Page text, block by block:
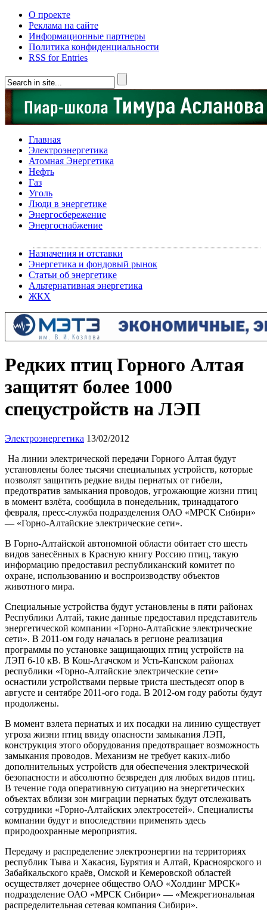
О проекте
Реклама на сайте
Информационные партнеры
Политика конфиденциальности
RSS for Entries
Главная
Электроэнергетика
Атомная Энергетика
Нефть
Газ
Уголь
Люди в энергетике
Энергосбережение
Энергоснабжение
Назначения и отставки
Энергетика и фондовый рынок
Статьи об энергетике
Альтернативная энергетика
ЖКХ
Редких птиц Горного Алтая
защитят более 1000
спецустройств на ЛЭП
Электроэнергетика 13/02/2012
На линии электрической передачи Горного Алтая будут
установлены более тысячи специальных устройств, которые
позволят защитить редкие виды пернатых от гибели,
предотвратив замыкания проводов, угрожающие жизни птиц
в момент взлёта, сообщила в понедельник, тринадцатого
февраля, пресс-служба подразделения ОАО «МРСК Сибири»
— «Горно-Алтайские электрические сети».
В Горно-Алтайской автономной области обитает сто шесть
видов занесённых в Красную книгу Россию птиц, такую
информацию предоставил республиканский комитет по
охране, использованию и воспроизводству объектов
животного мира.
Специальные устройства будут установлены в пяти районах
Республики Алтай, такие данные предоставил представитель
энергетической компании «Горно-Алтайские электрические
сети». В 2011-ом году началась в регионе реализация
программы по установке защищающих птиц устройств на
ЛЭП 6-10 кВ. В Кош-Агачском и Усть-Канском районах
республики «Горно-Алтайские электрические сети»
оснастили устройствами первые триста шестьдесят опор в
августе и сентябре 2011-ого года. В 2012-ом году работы будут
продолжены.
В момент взлета пернатых и их посадки на линию существует
угроза жизни птиц ввиду опасности замыкания ЛЭП,
конструкция этого оборудования предотвращает возможность
замыкания проводов. Механизм не требует каких-либо
дополнительных устройств для обеспечения электрической
безопасности и абсолютно безвреден для любых видов птиц.
В течение года оперативную ситуацию на энергетических
объектах вблизи зон миграции пернатых будут отслеживать
сотрудники «Горно-Алтайских электросетей». Специалисты
компании будут и впоследствии применять здесь
природоохранные мероприятия.
Передачу и распределение электроэнергии на территориях
республик Тыва и Хакасия, Бурятия и Алтай, Красноярского и
Забайкальского краёв, Омской и Кемеровской областей
осуществляет дочернее общество ОАО «Холдинг МРСК»
подразделение ОАО «МРСК Сибири» — «Межрегиональная
распределительная сетевая компания Сибири».